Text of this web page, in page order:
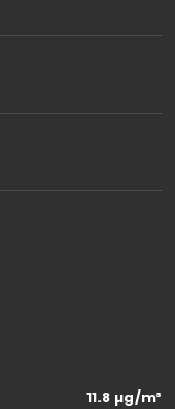
11.8 µg/m³